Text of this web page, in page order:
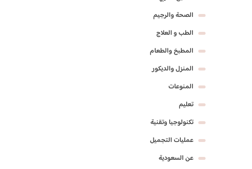
الصحة والرجيم
الطب و العلاج
المطبخ والطعام
المنزل والديكور
المنوعات
تعليم
تكنولوجيا وتقنية
عمليات التجميل
عن السعودية